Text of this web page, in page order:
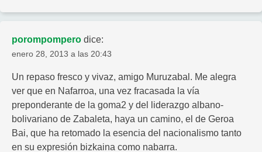
porompompero dice:
enero 28, 2013 a las 20:43
Un repaso fresco y vivaz, amigo Muruzabal. Me alegra
ver que en Nafarroa, una vez fracasada la vía
preponderante de la goma2 y del liderazgo albano-
bolivariano de Zabaleta, haya un camino, el de Geroa
Bai, que ha retomado la esencia del nacionalismo tanto
en su expresión bizkaina como nabarra.